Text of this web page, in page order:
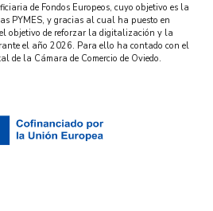
de Fondos Europeos, cuyo objetivo es la
PYMES, y gracias al cual ha puesto en
objetivo de reforzar la digitalización y la
el año 2026. Para ello ha contado con el
de la Cámara de Comercio de Oviedo.